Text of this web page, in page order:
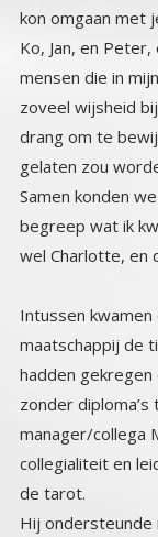
kon omgaan met
Ko, Jan, en
mensen die in
zoveel wijsheid
drang om te
gelaten zou
Samen konden
begreep wat ik
wel Charlotte, en
Intussen
maatschappij de
hadden
zonder
manager/collega
collegialiteit en
de tarot.
Hij